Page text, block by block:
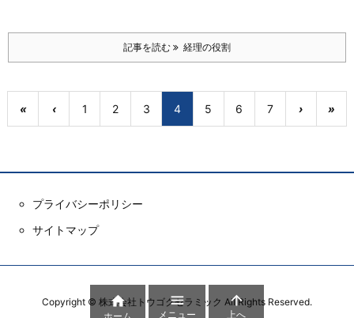
記事を読む 経理の役割
« ‹ 1 2 3 4 5 6 7 › »
プライバシーポリシー
サイトマップ
Copyright © 株式会社トウゴクセラミック All Rights Reserved.
 
メニュー

上へ